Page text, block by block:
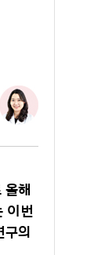
해
이번
의